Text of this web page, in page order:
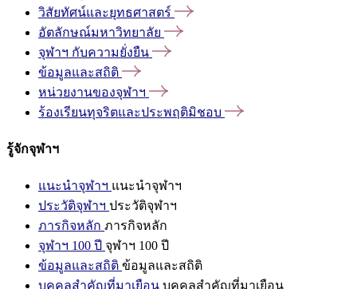
วิสัยทัศน์และยุทธศาสตร์
อัตลักษณ์มหาวิทยาลัย
จุฬาฯ กับความยั่งยืน
ข้อมูลและสถิติ
หน่วยงานของจุฬาฯ
ร้องเรียนทุจริตและประพฤติมิชอบ
รู้จักจุฬาฯ
แนะนำจุฬาฯ แนะนำจุฬาฯ
ประวัติจุฬาฯ ประวัติจุฬาฯ
ภารกิจหลัก ภารกิจหลัก
จุฬาฯ 100 ปี จุฬาฯ 100 ปี
ข้อมูลและสถิติ ข้อมูลและสถิติ
บุคคลสำคัญที่มาเยือน บุคคลสำคัญที่มาเยือน